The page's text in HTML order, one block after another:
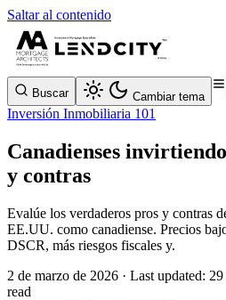
Saltar al contenido
Buscar Cambiar tema
Inversión Inmobiliaria 101
Canadienses
y contras
Evalúe los verdaderos pros y contras
EE.UU. como canadiense. Precios
DSCR, más riesgos fiscales y.
2 de marzo de 2026 · Last updated:
read